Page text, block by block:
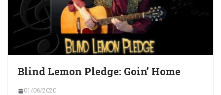
Blind Lemon Pledge: Goin’ Home
01/06/2020